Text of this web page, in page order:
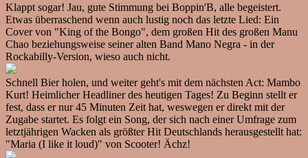
Klappt sogar! Jau, gute Stimmung bei Boppin'B, alle begeistert.
Etwas überraschend wenn auch lustig noch das letzte Lied: Ein
Cover von "King of the Bongo", dem großen Hit des großen Manu
Chao beziehungsweise seiner alten Band Mano Negra - in der
Rockabilly-Version, wieso auch nicht.
Schnell Bier holen, und weiter geht's mit dem nächsten Act: Mambo
Kurt! Heimlicher Headliner des heutigen Tages! Zu Beginn stellt er
fest, dass er nur 45 Minuten Zeit hat, weswegen er direkt mit der
Zugabe startet. Es folgt ein Song, der sich nach einer Umfrage zum
letztjährigen Wacken als größter Hit Deutschlands herausgestellt hat:
"Maria (I like it loud)" von Scooter! Ächz!